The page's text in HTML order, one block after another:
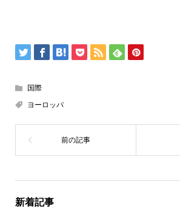
国際
ヨーロッパ
新着記事